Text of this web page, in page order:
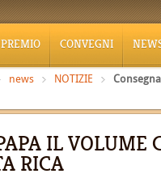
PREMIO CONVEGNI
news NOTIZIE
IL VOLUME
RICA